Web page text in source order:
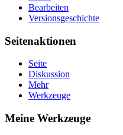
Bearbeiten
Versionsgeschichte
Seitenaktionen
Seite
Diskussion
Mehr
Werkzeuge
Meine Werkzeuge